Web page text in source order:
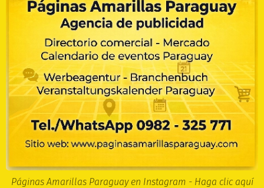
Páginas Amarillas Paraguay en Instagram - Haga clic aquí